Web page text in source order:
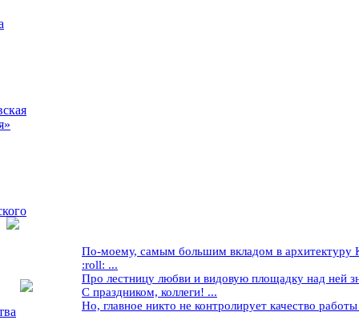
По-моему, самым большим вкладом в архитектуру
:roll: ...
Про лестницу любви и видовую площадку над ней
С праздником, коллеги! ...
Но, главное никто не контролирует качество